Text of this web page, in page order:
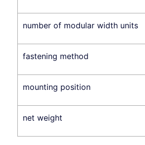
number of modular width units
fastening method
mounting position
net weight